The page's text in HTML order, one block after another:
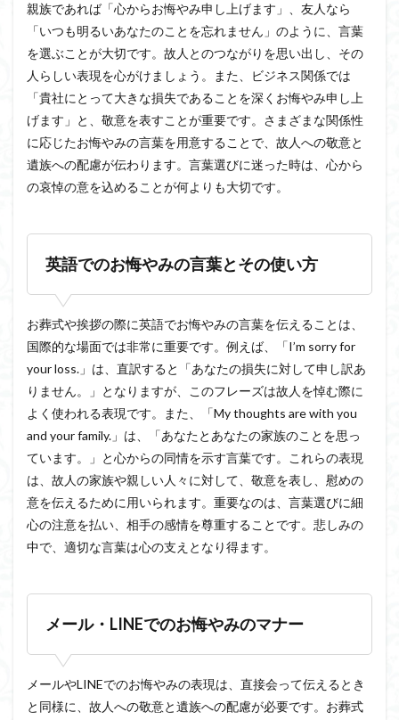
親族であれば「心からお悔やみ申し上げます」、友人なら
「いつも明るいあなたのことを忘れません」のように、言葉
を選ぶことが大切です。故人とのつながりを思い出し、その
人らしい表現を心がけましょう。また、ビジネス関係では
「貴社にとって大きな損失であることを深くお悔やみ申し上
げます」と、敬意を表すことが重要です。さまざまな関係性
に応じたお悔やみの言葉を用意することで、故人への敬意と
遺族への配慮が伝わります。言葉選びに迷った時は、心から
の哀悼の意を込めることが何よりも大切です。
英語でのお悔やみの言葉とその使い方
お葬式や挨拶の際に英語でお悔やみの言葉を伝えることは、
国際的な場面では非常に重要です。例えば、「I’m sorry for
your loss.」は、直訳すると「あなたの損失に対して申し訳あ
りません。」となりますが、このフレーズは故人を悼む際に
よく使われる表現です。また、「My thoughts are with you
and your family.」は、「あなたとあなたの家族のことを思っ
ています。」と心からの同情を示す言葉です。これらの表現
は、故人の家族や親しい人々に対して、敬意を表し、慰めの
意を伝えるために用いられます。重要なのは、言葉選びに細
心の注意を払い、相手の感情を尊重することです。悲しみの
中で、適切な言葉は心の支えとなり得ます。
メール・LINEでのお悔やみのマナー
メールやLINEでのお悔やみの表現は、直接会って伝えるとき
と同様に、故人への敬意と遺族への配慮が必要です。お葬式